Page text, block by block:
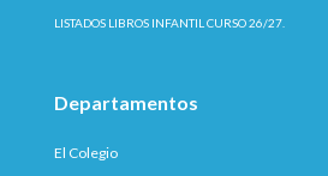
LISTADOS LIBROS INFANTIL CURSO 26/27.
Departamentos
El Colegio